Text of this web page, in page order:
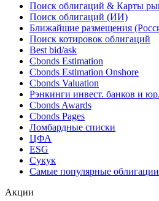
08.10.2018
Облигации
Поиск облигаций & Карты
Поиск облигаций (ИИ)
Ближайшие размещения
Поиск котировок облигаций
Best bid/ask
Cbonds Estimation
Cbonds Estimation Onshore
Cbonds Valuation
Рэнкинги инвест. банков и юр.
Cbonds Awards
Cbonds Pages
Ломбардные списки
ESG